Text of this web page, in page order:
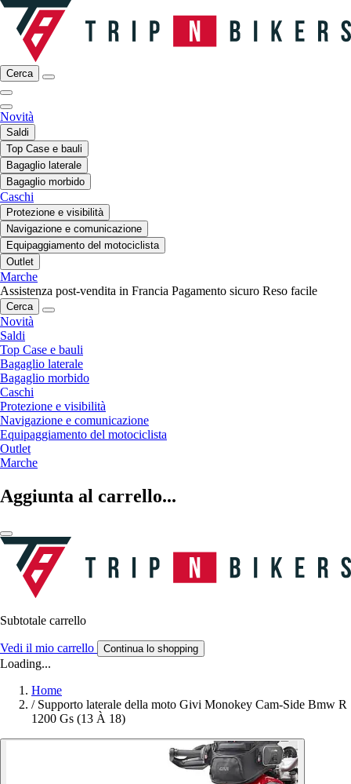
Cerca
Novità
Saldi
Top Case e bauli
Bagaglio laterale
Bagaglio morbido
Caschi
Protezione e visibilità
Navigazione e comunicazione
Equipaggiamento del motociclista
Outlet
Marche
Assistenza post-vendita in Francia Pagamento sicuro Reso facile
Cerca
Novità
Saldi
Top Case e bauli
Bagaglio laterale
Bagaglio morbido
Caschi
Protezione e visibilità
Navigazione e comunicazione
Equipaggiamento del motociclista
Outlet
Marche
Aggiunta al carrello...
Subtotale carrello
Vedi il mio carrello Continua lo shopping
Loading...
Home
/ Supporto laterale della moto Givi Monokey Cam-Side Bmw R
1200 Gs (13 À 18)